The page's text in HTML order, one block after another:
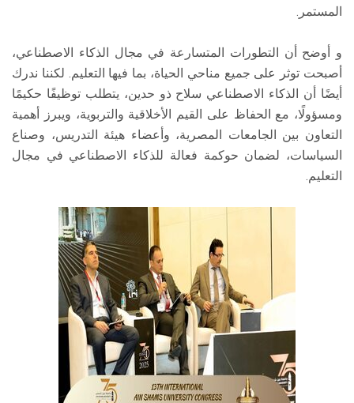
المستمر.
و أوضح أن التطورات المتسارعة في مجال الذكاء الاصطناعي،
أصبحت توثر على جميع مناحي الحياة، بما فيها التعليم. لكننا ندرك
أيضًا أن الذكاء الاصطناعي سلاح ذو حدين، يتطلب توظيفًا حكيمًا
ومسؤولًا، مع الحفاظ على القيم الأخلاقية والتربوية، ويبرز أهمية
التعاون بين الجامعات المصرية، وأعضاء هيئة التدريس، وصناع
السياسات، لضمان حوكمة فعالة للذكاء الاصطناعي في مجال
التعليم.